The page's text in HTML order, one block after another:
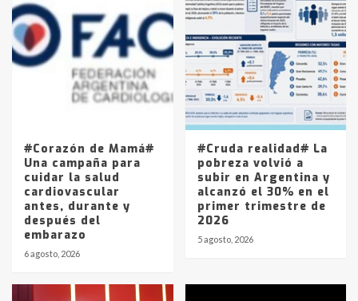
4
Accidente en Ruta 5: falleció un
joven de Trenque Lauquen
Los precios de los combustibles en
La Pampa, desde YPF hasta Axion
entre 857 a 1338 pesos
#Corazón de Mamá#
Una campaña para
cuidar la salud
cardiovascular
antes, durante y
después del
embarazo
6 agosto, 2026
#Cruda realidad# La
pobreza volvió a
subir en Argentina y
alcanzó el 30% en el
primer trimestre de
2026
5 agosto, 2026